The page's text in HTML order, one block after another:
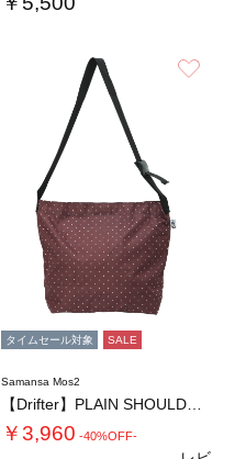
タイムセール対象 SALE
Samansa Mos2
￥3,960 -40%OFF-